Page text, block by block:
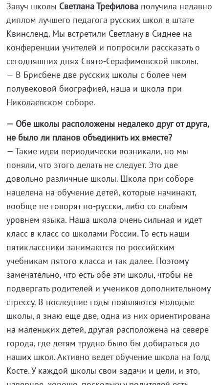
Завуч школы Светлана Трефиловаполучила недавно
диплом лучшего педагога русских школ в штате
Квинсленд. Мы встретили Светлану в Сиднее на
конференции учителей и попросили рассказать о
сегодняшних днях Свято-Серафимовской школы.
— В Брисбене две русских школы с более чем
полувековой биографией, наша и школа при
Николаевском соборе.
— Обе школы расположены недалеко друг от друга,
не было ли планов объединить их вместе?
— Такие идеи периодически возникали, но мы
поняли, что этого делать не следует. Это две
довольно различные школы. Школа при соборе
нацелена на обучение детей, которые начинают,
вообще не говорят по-русски, либо со слабым
уровнем языка. Наша школа очень сильная и идет
класс в класс со школами России. То есть наши
пятиклассники занимаются по российским
учебникам пятого класса и так далее. Поэтому
замечательно, что есть обе эти школы, чтобы не
подвергать родителей и учеников дополнительному
стрессу. В последние годы появляются молодые
школы, я знаю еще две, одна из них ориентирована
на маленьких детей, другая расположена на севере
города, где детям трудно было бы добираться до
наших школ. Активно ведет обучение школа на Голд
Косте. У каждой школы свои задачи и цели, и это,